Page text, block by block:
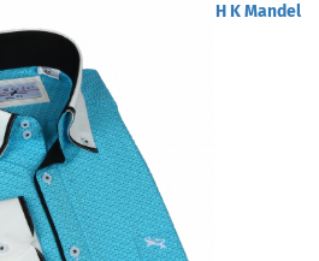
H K Mandel